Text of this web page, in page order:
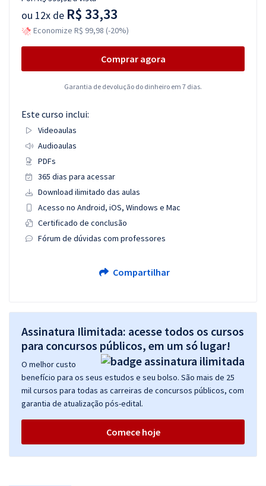
ou 12x de R$ 33,33
Economize R$ 99,98 (-20%)
Comprar agora
Garantia de devolução do dinheiro em 7 dias.
Este curso inclui:
Videoaulas
Audioaulas
PDFs
365 dias para acessar
Download ilimitado das aulas
Acesso no Android, iOS, Windows e Mac
Certificado de conclusão
Fórum de dúvidas com professores
Compartilhar
Assinatura Ilimitada: acesse todos os cursos
para concursos públicos, em um só lugar!
O melhor custo
benefício para os seus estudos e seu bolso. São mais de 25
mil cursos para todas as carreiras de concursos públicos, com
garantia de atualização pós-edital.
Comece hoje